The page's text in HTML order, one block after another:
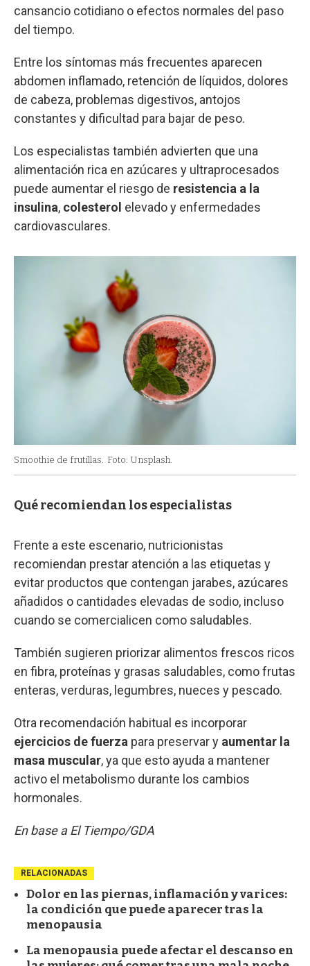
cansancio cotidiano o efectos normales del paso
del tiempo.
Entre los síntomas más frecuentes aparecen
abdomen inflamado, retención de líquidos, dolores
de cabeza, problemas digestivos, antojos
constantes y dificultad para bajar de peso.
Los especialistas también advierten que una
alimentación rica en azúcares y ultraprocesados
puede aumentar el riesgo de resistencia a la
insulina, colesterol elevado y enfermedades
cardiovasculares.
Smoothie de frutillas. Foto: Unsplash.
Qué recomiendan los especialistas
Frente a este escenario, nutricionistas
recomiendan prestar atención a las etiquetas y
evitar productos que contengan jarabes, azúcares
añadidos o cantidades elevadas de sodio, incluso
cuando se comercialicen como saludables.
También sugieren priorizar alimentos frescos ricos
en fibra, proteínas y grasas saludables, como frutas
enteras, verduras, legumbres, nueces y pescado.
Otra recomendación habitual es incorporar
ejercicios de fuerza para preservar y aumentar la
masa muscular, ya que esto ayuda a mantener
activo el metabolismo durante los cambios
hormonales.
En base a El Tiempo/GDA
RELACIONADAS
Dolor en las piernas, inflamación y varices:
la condición que puede aparecer tras la
menopausia
La menopausia puede afectar el descanso en